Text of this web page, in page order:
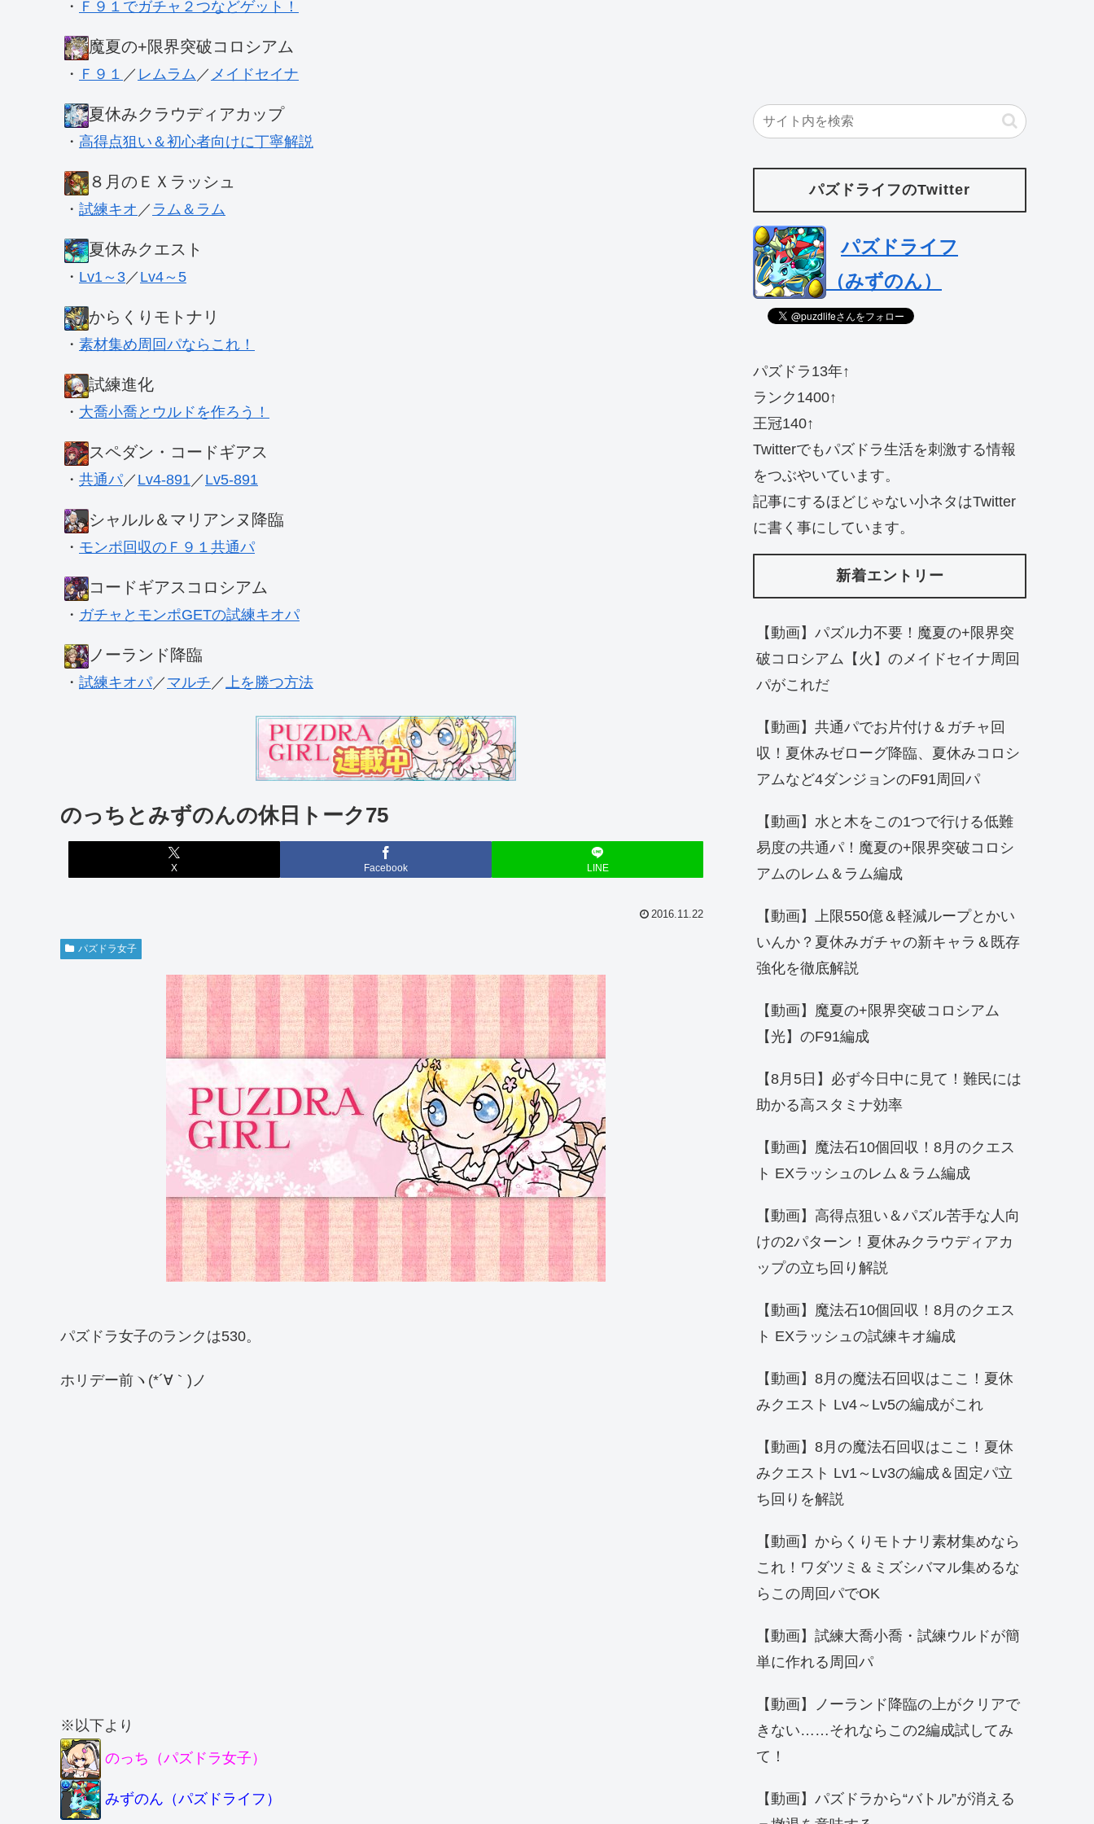
・ Ｆ９１でガチャ２つなどゲット！
魔夏の+限界突破コロシアム
・ Ｆ９１ ／ レムラム ／ メイドセイナ
夏休みクラウディアカップ
・ 高得点狙い＆初心者向けに丁寧解説
８月のＥＸラッシュ
・ 試練キオ ／ ラム＆ラム
夏休みクエスト
・ Lv1～3 ／ Lv4～5
からくりモトナリ
・ 素材集め周回パならこれ！
試練進化
・ 大喬小喬とウルドを作ろう！
スペダン・コードギアス
・ 共通パ／ Lv4-891 ／ Lv5-891
シャルル＆マリアンヌ降臨
・ モンポ回収のＦ９１共通パ
コードギアスコロシアム
・ ガチャとモンポGETの試練キオパ
ノーランド降臨
・ 試練キオパ／ マルチ ／ 上を勝つ方法
のっちとみずのんの休日トーク75
X Facebook LINE
2016.11.22
パズドラ女子
パズドラ女子のランクは530。
ホリデー前ヽ(*´∀｀)ノ
※以下より
のっち（パズドラ女子）
みずのん（パズドライフ）
パズドライフのTwitter
パズドライフ
（みずのん）
パズドラ13年↑
ランク1400↑
王冠140↑
Twitterでもパズドラ生活を刺激する情報
をつぶやいています。
記事にするほどじゃない小ネタはTwitter
に書く事にしています。
新着エントリー
【動画】パズル力不要！魔夏の+限界突
破コロシアム【火】のメイドセイナ周回
パがこれだ
【動画】共通パでお片付け＆ガチャ回
収！夏休みゼローグ降臨、夏休みコロシ
アムなど4ダンジョンのF91周回パ
【動画】水と木をこの1つで行ける低難
易度の共通パ！魔夏の+限界突破コロシ
アムのレム＆ラム編成
【動画】上限550億＆軽減ループとかい
いんか？夏休みガチャの新キャラ＆既存
強化を徹底解説
【動画】魔夏の+限界突破コロシアム
【光】のF91編成
【8月5日】必ず今日中に見て！難民には
助かる高スタミナ効率
【動画】魔法石10個回収！8月のクエス
ト EXラッシュのレム＆ラム編成
【動画】高得点狙い＆パズル苦手な人向
けの2パターン！夏休みクラウディアカ
ップの立ち回り解説
【動画】魔法石10個回収！8月のクエス
ト EXラッシュの試練キオ編成
【動画】8月の魔法石回収はここ！夏休
みクエスト Lv4～Lv5の編成がこれ
【動画】8月の魔法石回収はここ！夏休
みクエスト Lv1～Lv3の編成＆固定パ立
ち回りを解説
【動画】からくりモトナリ素材集めなら
これ！ワダツミ＆ミズシバマル集めるな
らこの周回パでOK
【動画】試練大喬小喬・試練ウルドが簡
単に作れる周回パ
【動画】ノーランド降臨の上がクリアで
きない……それならこの2編成試してみ
て！
【動画】パズドラから“バトル”が消える